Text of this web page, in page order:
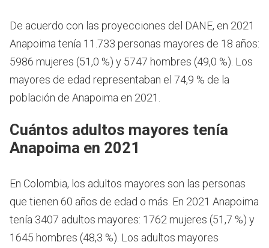
De acuerdo con las proyecciones del DANE, en 2021
Anapoima tenía 11.733 personas mayores de 18 años:
5986 mujeres (51,0 %) y 5747 hombres (49,0 %). Los
mayores de edad representaban el 74,9 % de la
población de Anapoima en 2021.
Cuántos adultos mayores tenía
Anapoima en 2021
En Colombia, los adultos mayores son las personas
que tienen 60 años de edad o más. En 2021 Anapoima
tenía 3407 adultos mayores: 1762 mujeres (51,7 %) y
1645 hombres (48,3 %). Los adultos mayores